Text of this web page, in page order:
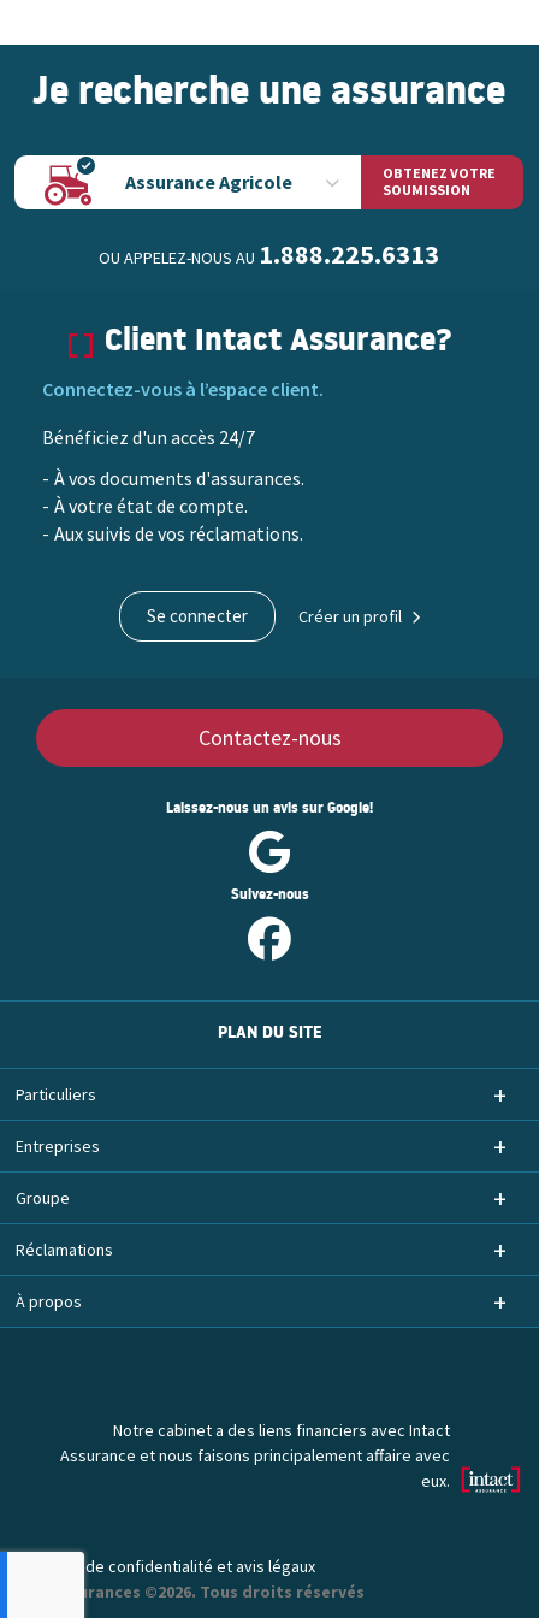
Je recherche une assurance
Assurance Agricole
OBTENEZ VOTRE
SOUMISSION
OU APPELEZ-NOUS AU 1.888.225.6313
Contactez-nous
Client Intact Assurance?
Connectez-vous à l’espace client.
Bénéficiez d'un accès 24/7
À vos documents d'assurances.
À votre état de compte.
Aux suivis de vos réclamations.
Se connecter Créer un profil
Laissez-nous un avis sur Google!
Suivez-nous
PLAN DU SITE
Particuliers
Entreprises
Groupe
Réclamations
À propos
Politique de confidentialité et avis légaux
DPA Assurances ©2026. Tous droits réservés
Notre cabinet a des liens financiers avec Intact
Assurance et nous faisons principalement affaire avec
eux.